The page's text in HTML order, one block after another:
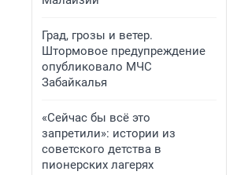
Град, грозы и ветер.
Штормовое предупреждение
опубликовало МЧС
Забайкалья
«Сейчас бы всё это
запретили»: истории из
советского детства в
пионерских лагерях